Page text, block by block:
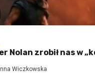
Nolan zrobił nas w
Wiczkowska